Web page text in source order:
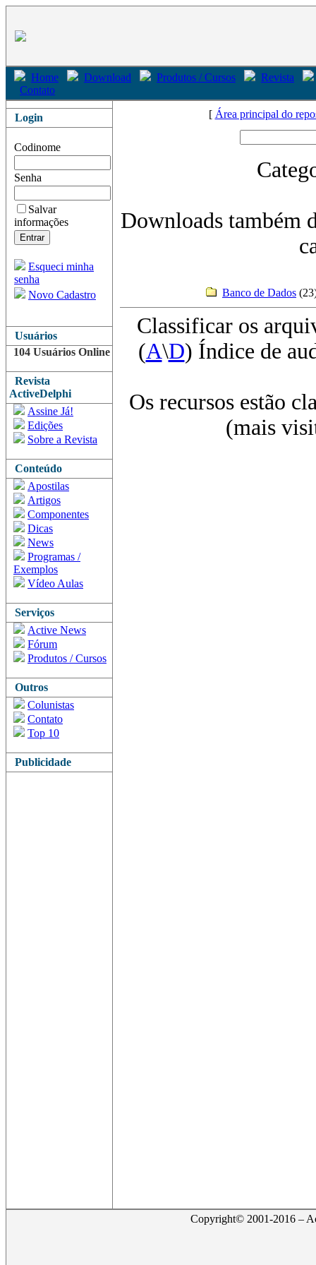
Home Download Produtos / Cursos
Revista
Contato
Login
Codinome
Senha
Salvar
informações
Esqueci minha
senha
Novo Cadastro
Usuários
104 Usuários Online
Revista
ActiveDelphi
Assine Já!
Edições
Sobre a Revista
Conteúdo
Apostilas
Artigos
Componentes
Dicas
News
Programas /
Exemplos
Vídeo Aulas
Serviços
Active News
Fórum
Produtos / Cursos
Outros
Colunistas
Contato
Top 10
Publicidade
[ Área principal do
Downloads também
Banco de Dados
Classificar os
(A\D) Índice de
Os recursos estão
(mais
Copyright© 2001-2016 –